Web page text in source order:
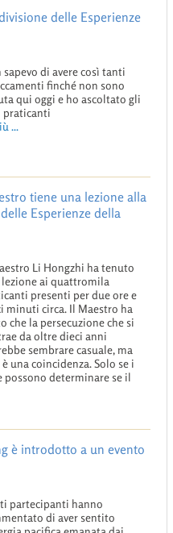
delle Esperienze
sapevo di avere così tanti
finché non sono
qui oggi e ho ascoltato gli
praticanti
...
tiene una lezione alla
Esperienze della
Li Hongzhi ha tenuto
lezione ai quattromila
presenti per due ore e
minuti circa. Il Maestro ha
che la persecuzione che si
da oltre dieci anni
sembrare casuale, ma
una coincidenza. Solo se i
determinare se il
è introdotto a un evento
partecipanti hanno
di aver sentito